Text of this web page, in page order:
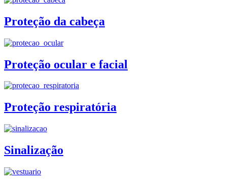
Proteção da cabeça
Proteção ocular e facial
Proteção respiratória
Sinalização